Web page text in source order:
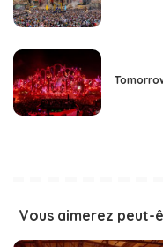
Vous aimerez peut-